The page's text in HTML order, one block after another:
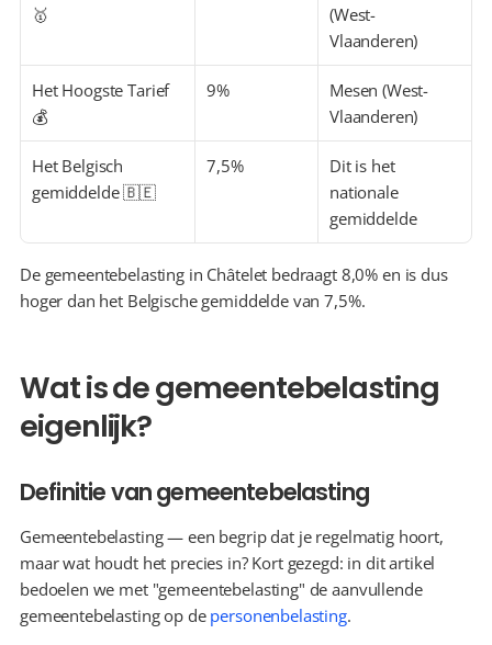
🥇
(West-
Vlaanderen)
Het Hoogste Tarief
💰
9%
Mesen (West-
Vlaanderen)
Het Belgisch
gemiddelde 🇧🇪
7,5%
Dit is het
nationale
gemiddelde
De gemeentebelasting in Châtelet bedraagt 8,0% en is dus
hoger dan het Belgische gemiddelde van 7,5%.
Wat is de gemeentebelasting
eigenlijk?
Definitie van gemeentebelasting
Gemeentebelasting — een begrip dat je regelmatig hoort,
maar wat houdt het precies in? Kort gezegd: in dit artikel
bedoelen we met "gemeentebelasting" de aanvullende
gemeentebelasting op de personenbelasting.